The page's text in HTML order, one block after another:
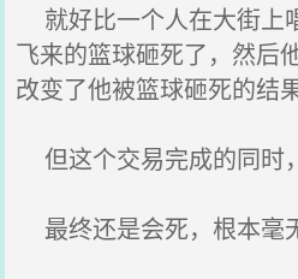
就好比一个人在大街上
飞来的篮球砸死了，然后
改变了他被篮球砸死的结果
但这个交易完成的同时
最终还是会死，根本毫